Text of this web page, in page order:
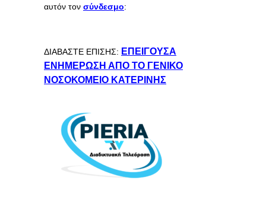
αυτόν τον σύνδεσμο:
ΔΙΑΒΑΣΤΕ ΕΠΙΣΗΣ: ΕΠΕΙΓΟΥΣΑ
ΕΝΗΜΕΡΩΣΗ ΑΠΟ ΤΟ ΓΕΝΙΚΟ
ΝΟΣΟΚΟΜΕΙΟ ΚΑΤΕΡΙΝΗΣ